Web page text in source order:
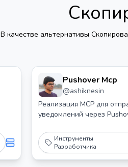
В качестве альтернативы
Pushover Mcp
@ashiknesin
Реализация MCP для
уведомлений через
Инструменты
Разработчика